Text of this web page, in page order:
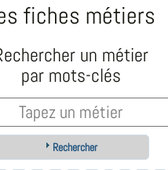
fiches métiers
un métier
par mots-clés
Rechercher